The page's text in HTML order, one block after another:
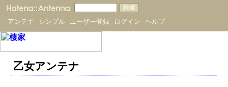
アンテナ シンプル ユーザー登録 ログイン ヘルプ
乙女アンテナ